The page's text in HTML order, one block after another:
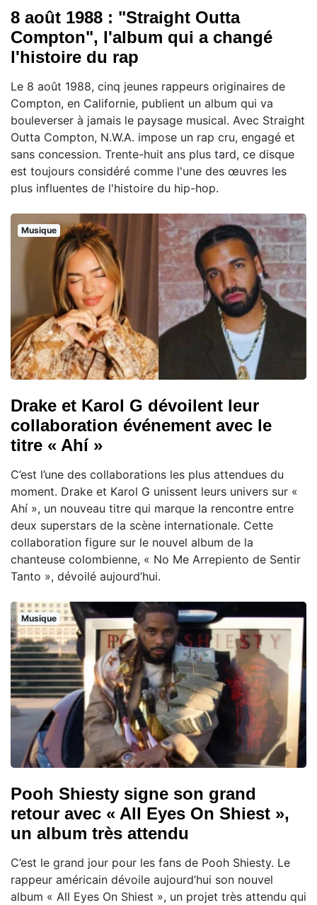
8 août 1988 : "Straight Outta
Compton", l'album qui a changé
l'histoire du rap
Le 8 août 1988, cinq jeunes rappeurs originaires de
Compton, en Californie, publient un album qui va
bouleverser à jamais le paysage musical. Avec Straight
Outta Compton, N.W.A. impose un rap cru, engagé et
sans concession. Trente-huit ans plus tard, ce disque
est toujours considéré comme l'une des œuvres les
plus influentes de l'histoire du hip-hop.
Musique
Drake et Karol G dévoilent leur
collaboration événement avec le
titre « Ahí »
C’est l’une des collaborations les plus attendues du
moment. Drake et Karol G unissent leurs univers sur «
Ahí », un nouveau titre qui marque la rencontre entre
deux superstars de la scène internationale. Cette
collaboration figure sur le nouvel album de la
chanteuse colombienne, « No Me Arrepiento de Sentir
Tanto », dévoilé aujourd’hui.
Musique
Pooh Shiesty signe son grand
retour avec « All Eyes On Shiest »,
un album très attendu
C’est le grand jour pour les fans de Pooh Shiesty. Le
rappeur américain dévoile aujourd’hui son nouvel
album « All Eyes On Shiest », un projet très attendu qui